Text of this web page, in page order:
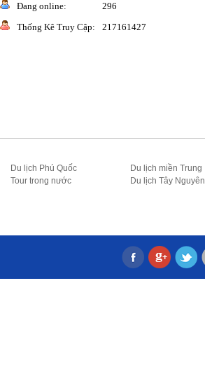
Đang online:
296
Thống Kê Truy Cập:
217161427
Du lịch Phú Quốc
Du lịch miền Trung
Tour trong nước
Du lịch Tây Nguyên